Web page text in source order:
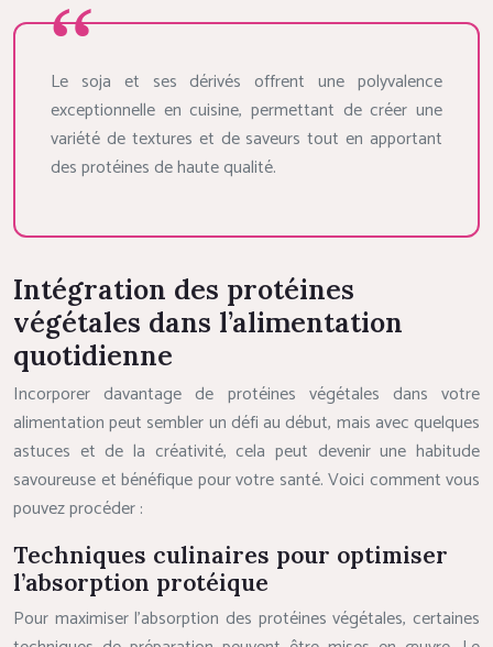
Le soja et ses dérivés offrent une polyvalence
exceptionnelle en cuisine, permettant de créer une
variété de textures et de saveurs tout en apportant
des protéines de haute qualité.
Intégration des protéines
végétales dans l’alimentation
quotidienne
Incorporer davantage de protéines végétales dans votre
alimentation peut sembler un défi au début, mais avec quelques
astuces et de la créativité, cela peut devenir une habitude
savoureuse et bénéfique pour votre santé. Voici comment vous
pouvez procéder :
Techniques culinaires pour optimiser
l’absorption protéique
Pour maximiser l’absorption des protéines végétales, certaines